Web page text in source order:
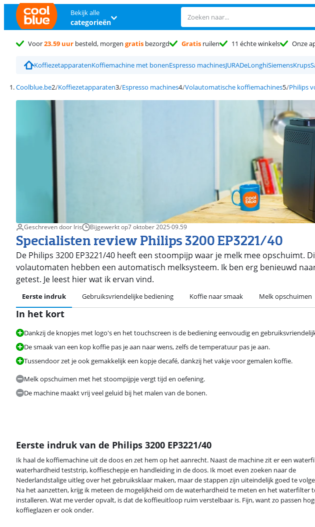
Bekijk alle
categorieën
Voor23.59 uur besteld, morgen gratis bezorgd Gratis ruilen 11 échte winkels Onze
KoffiezetapparatenKoffiemachine met bonenEspresso machinesJURADeLonghiSiemensKrups
Coolblue.be Koffiezetapparaten Espresso machines Volautomatische koffiemachines Philips
Geschreven door Iris Bijgewerkt op7 oktober 2025·09.59
Specialisten review Philips 3200 EP3221/40
De Philips 3200 EP3221/40 heeft een stoompijp waar je melk mee opschuimt.
volautomaten hebben een automatisch melksysteem. Ik ben erg benieuwd
getest. Je leest hier wat ik ervan vind.
Eerste indruk Gebruiksvriendelijke bediening Koffie naar smaak Melk opschuimen
In het kort
Dankzij de knopjes met logo's en het touchscreen is de bediening eenvoudig en
De smaak van een kop koffie pas je aan naar wens, zelfs de temperatuur pas je aan.
Tussendoor zet je ook gemakkelijk een kopje decafé, dankzij het vakje voor gemalen koffie.
Melk opschuimen met het stoompijpje vergt tijd en oefening.
De machine maakt vrij veel geluid bij het malen van de bonen.
Beoordeling is 8,4 van de 10, gebaseerd op 186 reviews.
Eerste indruk van de Philips 3200 EP3221/40
Ik haal de koffiemachine uit de doos en zet hem op het aanrecht. Naast de machine zit er een
waterhardheid teststrip, koffieschepje en handleiding in de doos. Ik moet even zoeken naar de
Nederlandstalige uitleg over het gebruiksklaar maken, maar de stappen zijn uiteindelijk goed te
Na het aanzetten, krijg ik meteen de mogelijkheid om de waterhardheid te meten en het waterfilter
installeren. Wat me verder opvalt, is dat de koffieuitloop ruim verstelbaar is. Fijn, want zo passen
koffieglazen er ook onder.